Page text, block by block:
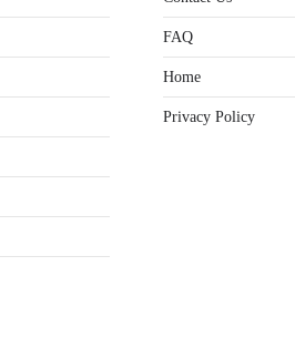
FAQ
Home
Privacy Policy